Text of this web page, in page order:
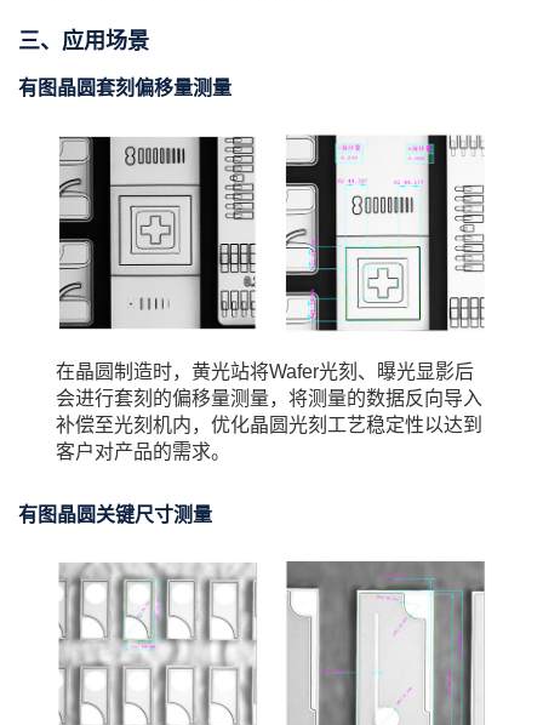
三、应用场景
有图晶圆套刻偏移量测量
在晶圆制造时，黄光站将Wafer光刻、曝光显影后
会进行套刻的偏移量测量，将测量的数据反向导入
补偿至光刻机内，优化晶圆光刻工艺稳定性以达到
客户对产品的需求。
有图晶圆关键尺寸测量